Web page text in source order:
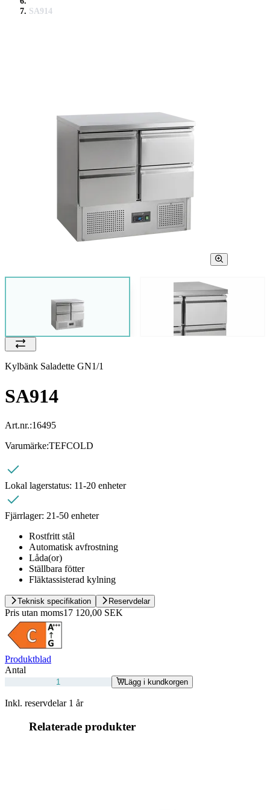
SA914
Kylbänk Saladette GN1/1
SA914
Art.nr.:16495
Varumärke:TEFCOLD
Lokal lagerstatus: 11-20 enheter
Fjärrlager: 21-50 enheter
Rostfritt stål
Automatisk avfrostning
Låda(or)
Ställbara fötter
Fläktassisterad kylning
Teknisk specifikation Reservdelar
Pris utan moms17 120,00 SEK
Produktblad
Antal
Lägg i kundkorgen
Inkl. reservdelar 1 år
Relaterade produkter